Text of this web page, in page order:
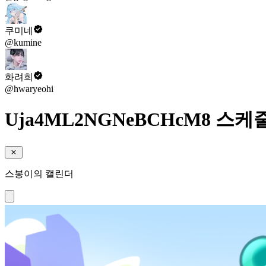
쿠미네
@kumine
화려희
@hwaryeohi
Uja4ML2NGNeBCHcM8 스케
스봉이의 캘린더